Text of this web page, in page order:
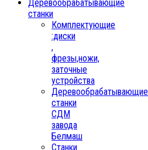
Деревообрабатывающие
станки
Комплектующие
:диски
,
фрезы,ножи,
заточные
устройства
Деревообрабатывающие
станки
СДМ
завода
Белмаш
Станки